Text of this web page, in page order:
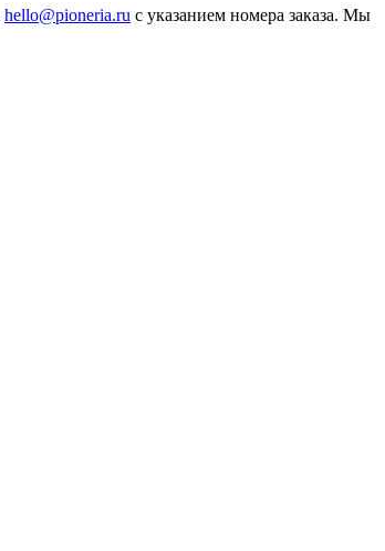
hello@pioneria.ru с указанием номера заказа. Мы